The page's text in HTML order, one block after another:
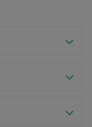


